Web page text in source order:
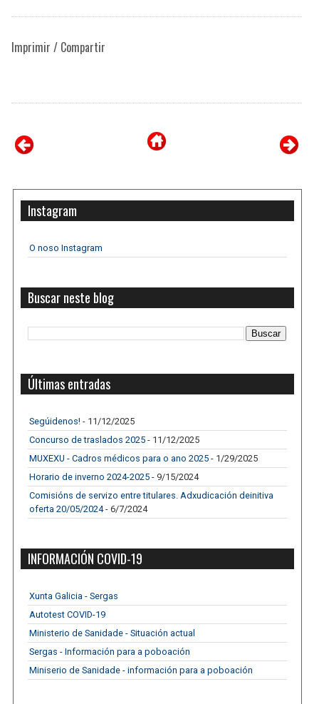
Imprimir / Compartir
Instagram
O noso Instagram
Buscar neste blog
Últimas entradas
Segúidenos! - 11/12/2025
Concurso de traslados 2025 - 11/12/2025
MUXEXU - Cadros médicos para o ano 2025 - 1/29/2025
Horario de inverno 2024-2025 - 9/15/2024
Comisións de servizo entre titulares. Adxudicación deinitiva
oferta 20/05/2024- 6/7/2024
INFORMACIÓN COVID-19
Xunta Galicia - Sergas
Autotest COVID-19
Ministerio de Sanidade - Situación actual
Sergas - Información para a poboación
Miniserio de Sanidade - información para a poboación